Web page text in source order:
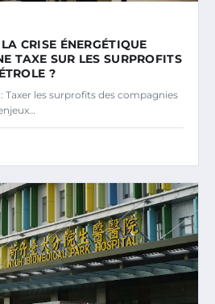
CRISE ÉNERGÉTIQUE
TAXE SUR LES SURPROFITS
?
Taxer les surprofits des compagnies